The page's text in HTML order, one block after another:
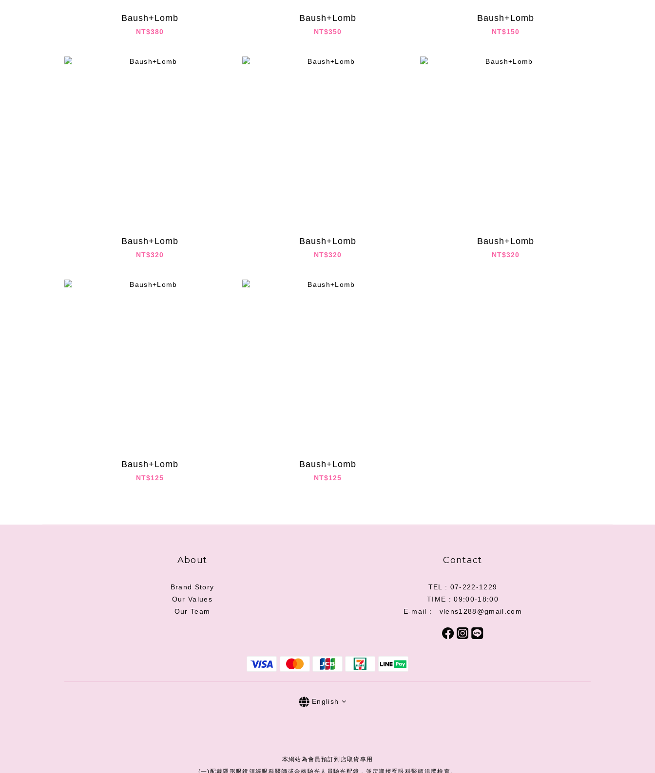
Baush+Lomb
NT$380
Baush+Lomb
NT$350
Baush+Lomb
NT$150
Baush+Lomb
NT$320
Baush+Lomb
NT$320
Baush+Lomb
NT$320
Baush+Lomb
NT$125
Baush+Lomb
NT$125
About
Brand Story
Our Values
Our Team
Contact
TEL : 07-222-1229
TIME : 09:00-18:00
E-mail : vlens1288@gmail.com
English
本網站為會員預訂到店取貨專用